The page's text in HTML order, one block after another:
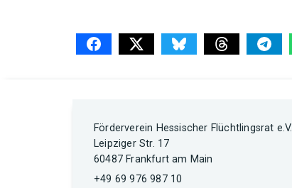
Förderverein Hessischer Flüchtlingsrat e.V.
Leipziger Str. 17
60487 Frankfurt am Main
+49 69 976 987 10